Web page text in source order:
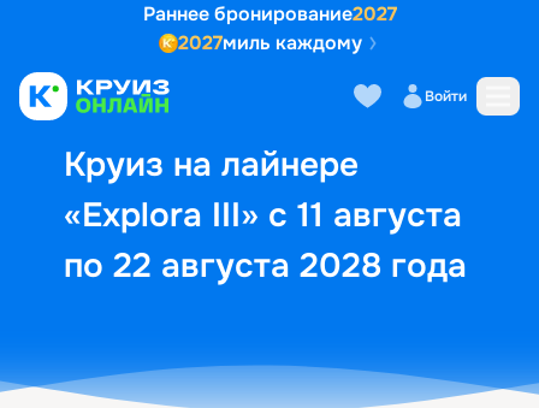
Раннее бронирование2027
2027миль каждому
Войти
Круиз на лайнере
«Explora III» с 11 августа
по 22 августа 2028 года
Выбор кают Маршрут и